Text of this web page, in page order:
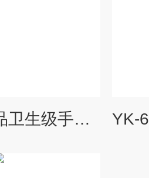
YKS-W-20食品卫生级手摇隔膜泵